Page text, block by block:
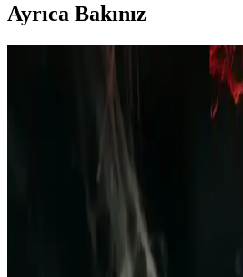
Ayrıca Bakınız
Polar Erkek Pijama Takımı
Desenli Kış İçin Şık ve
Kış ayları için tasarlanan polar erkek
dokusu ve şık ekose desenleriyle
ve kolay bakım avantajıyla evde konfor
Erkek Yazlık Pijama Altları:
Seçenekler ile Yaz Aylarında
Yazlık erkek pijama altları hafif, nefes
çeşitli modeller ve desenlerde bulunur,